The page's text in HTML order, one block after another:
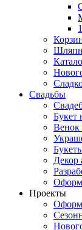
Свадьбы
Букет
Венок
Декор
Проекты